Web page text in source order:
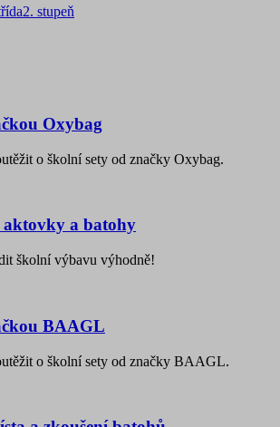
2. stupeň
Oxybag
o školní sety od značky Oxybag.
a batohy
školní výbavu výhodně!
BAAGL
o školní sety od značky BAAGL.